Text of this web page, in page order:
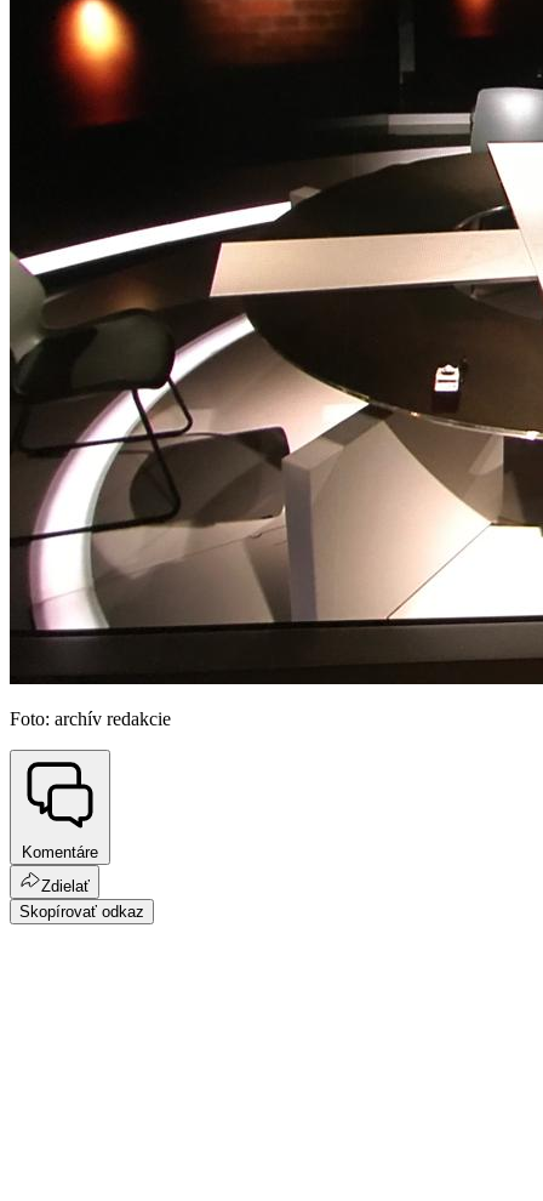
Foto: archív redakcie
Komentáre
Zdielať
Skopírovať odkaz